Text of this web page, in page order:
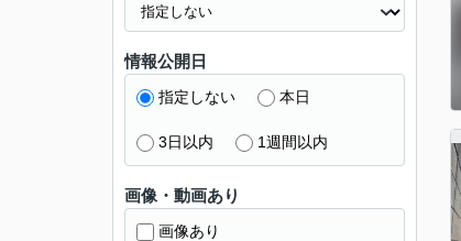
情報公開日
指定しない 本日
3日以内 1週間以内
画像・動画あり
画像あり